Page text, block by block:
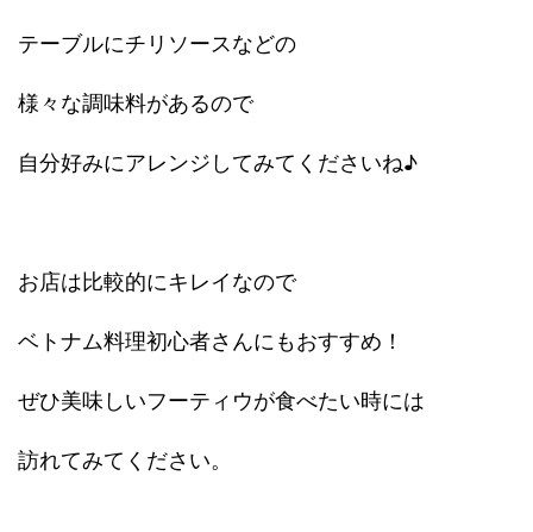
テーブルにチリソースなどの
様々な調味料があるので
自分好みにアレンジしてみてくださいね♪
お店は比較的にキレイなので
ベトナム料理初心者さんにもおすすめ！
ぜひ美味しいフーティウが食べたい時には
訪れてみてください。